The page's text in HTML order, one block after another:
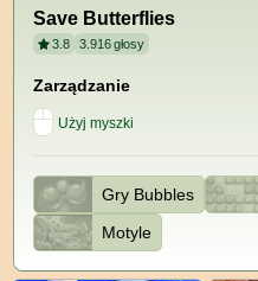
Save Butterflies
3.8 3.916głosy
Zarządzanie
Użyj myszki
Gry Bubbles
Motyle